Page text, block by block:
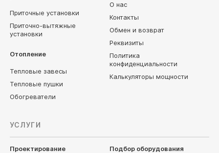
Приточные установки
Приточно-вытяжные
установки
Отопление
Тепловые завесы
Тепловые пушки
Обогреватели
О нас
Контакты
Обмен и возврат
Реквизиты
Политика
конфиденциальности
Калькуляторы мощности
УСЛУГИ
Проектирование
Подбор оборудования